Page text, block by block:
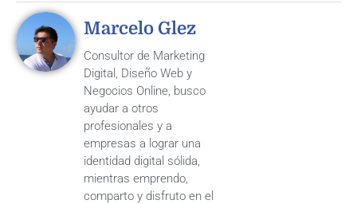
Marcelo Glez
Consultor de Marketing
Digital, Diseño Web y
Negocios Online, busco
ayudar a otros
profesionales y a
empresas a lograr una
identidad digital sólida,
mientras emprendo,
comparto y disfruto en el